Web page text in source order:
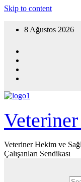
Skip to content
8 Ağustos 2026
Veteriner Hekim ve
Çalışanları Sendikası